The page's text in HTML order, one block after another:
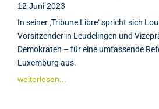
12 Juni 2023
In seiner ‚Tribune Libre‘ spricht sich
Vorsitzender in Leudelingen und
Demokraten – für eine umfassende
Luxemburg aus.
weiterlesen...